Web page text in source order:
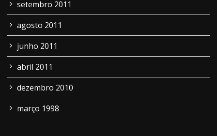
setembro 2011
agosto 2011
junho 2011
abril 2011
dezembro 2010
março 1998